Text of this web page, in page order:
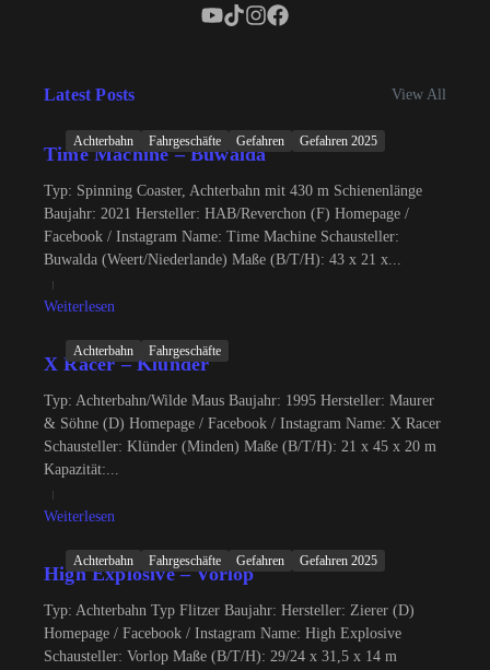
Latest Posts View All
Achterbahn Fahrgeschäfte Gefahren Gefahren 2025
Time Machine – Buwalda
Typ: Spinning Coaster, Achterbahn mit 430 m Schienenlänge
Baujahr: 2021 Hersteller: HAB/Reverchon (F) Homepage /
Facebook / Instagram Name: Time Machine Schausteller:
Buwalda (Weert/Niederlande) Maße (B/T/H): 43 x 21 x...
Weiterlesen
Achterbahn Fahrgeschäfte
X Racer – Klünder
Typ: Achterbahn/Wilde Maus Baujahr: 1995 Hersteller: Maurer
& Söhne (D) Homepage / Facebook / Instagram Name: X Racer
Schausteller: Klünder (Minden) Maße (B/T/H): 21 x 45 x 20 m
Kapazität:...
Weiterlesen
Achterbahn Fahrgeschäfte Gefahren Gefahren 2025
High Explosive – Vorlop
Typ: Achterbahn Typ Flitzer Baujahr: Hersteller: Zierer (D)
Homepage / Facebook / Instagram Name: High Explosive
Schausteller: Vorlop Maße (B/T/H): 29/24 x 31,5 x 14 m